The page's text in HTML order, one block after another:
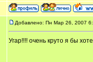
Добавлено: Пн Мар 26, 2007
Угар!!!! очень круто я бы